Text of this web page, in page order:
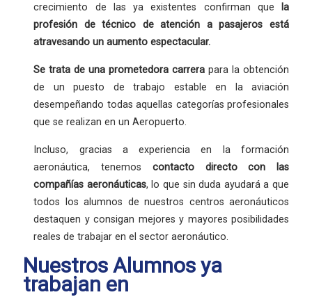
crecimiento de las ya existentes confirman que
la
profesión
de técnico de atención a pasajeros está
atravesando un aumento espectacular.
Se trata de unaprometedora carrera para la obtención
de un puesto de trabajo estable en la aviación
desempeñando todas aquellas categorías profesionales
que se realizan en un Aeropuerto.
Incluso, gracias a experiencia en la formación
aeronáutica, tenemos contacto directo con las
compañías aeronáuticas, lo que sin duda ayudará a que
todos los alumnos de nuestros centros aeronáuticos
destaquen y consigan mejores y mayores posibilidades
reales de trabajar en el sector aeronáutico.
Nuestros Alumnos ya
trabajan en